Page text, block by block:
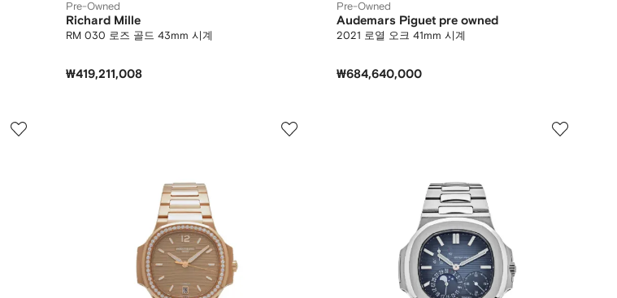
Pre-Owned
Richard Mille
RM 030 로즈 골드 43mm 시계
₩419,211,008
Pre-Owned
Audemars Piguet pre owned
2021 로열 오크 41mm 시계
₩684,640,000